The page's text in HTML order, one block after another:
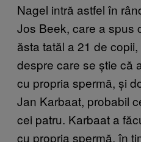
Nagel intră astfel în
Jos Beek, care a spus
ăsta tatăl a 21 de
despre care se știe că
cu propria spermă, și
Jan Karbaat, probabil
cei patru. Karbaat a
cu propria spermă, în